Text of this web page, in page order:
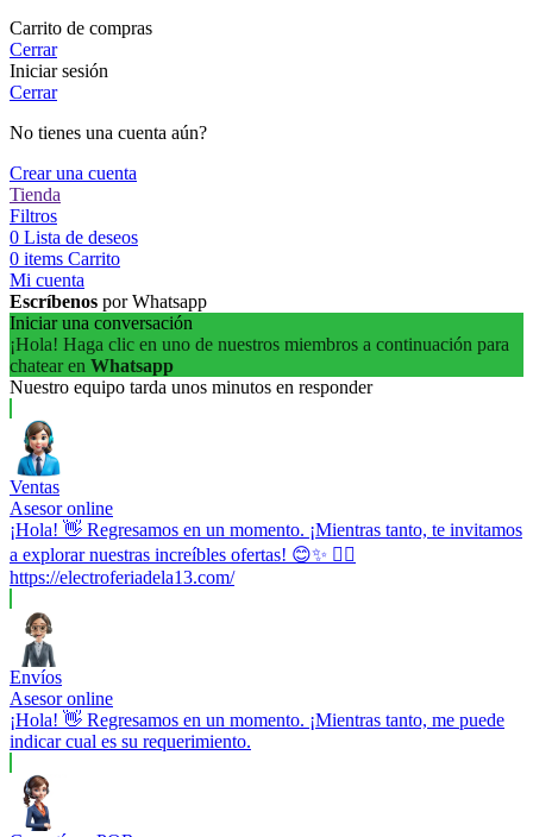
Carrito de compras
Cerrar
Iniciar sesión
Cerrar
No tienes una cuenta aún?
Crear una cuenta
Tienda
Filtros
0 Lista de deseos
0 items Carrito
Mi cuenta
Escríbenos por Whatsapp
Iniciar una conversación
¡Hola! Haga clic en uno de nuestros miembros a continuación para
chatear en Whatsapp
Nuestro equipo tarda unos minutos en responder
Ventas
Asesor online
¡Hola! 👋 Regresamos en un momento. ¡Mientras tanto, te invitamos
a explorar nuestras increíbles ofertas! 😊✨ 👉🏼
https://electroferiadela13.com/
Envíos
Asesor online
¡Hola! 👋 Regresamos en un momento. ¡Mientras tanto, me puede
indicar cual es su requerimiento.